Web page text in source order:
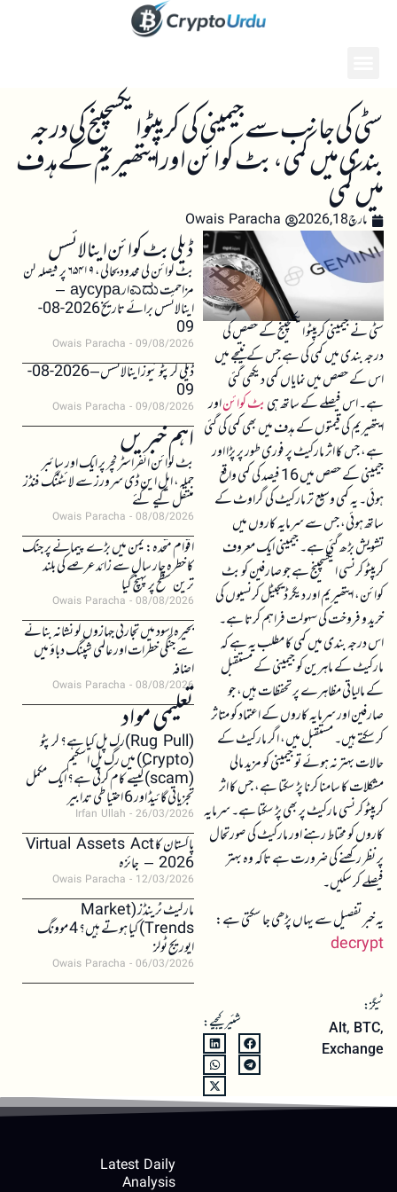
سٹی کی جانب سے جیمینی کی کریپٹو ایکسچینج کی درجہ
بندی میں کمی، بٹ کوائن اور ایتھیریم کے ہدف
میں کمی
مارچ 18, 2026 Owais Paracha
سٹی نے جیمینی کریپٹو ایکسچینج کے حصص کی
درجہ بندی میں کمی کی ہے جس کے نتیجے میں
اس کے حصص میں نمایاں کمی دیکھی گئی
ہے۔ اس فیصلے کے ساتھ ہیبٹ کوائناور
ایتھیریم کی قیمتوں کے ہدف میں بھی کمی کی گئی
ہے، جس کا اثر مارکیٹ پر فوری طور پر پڑا اور
جیمینی کے حصص میں 16 فیصد کی کمی واقع
ہوئی۔ یہ کمی وسیع تر مارکیٹ کی گراوٹ کے
ساتھ ہوئی، جس سے سرمایہ کاروں میں
تشویش بڑھ گئی ہے۔ جیمینی ایک معروف
کریپٹو کرنسی ایکسچینج ہے جو صارفین کو بٹ
کوائن، ایتھیریم اور دیگر ڈیجیٹل کرنسیوں کی
خرید و فروخت کی سہولت فراہم کرتا ہے۔
اس درجہ بندی میں کمی کا مطلب یہ ہے کہ
مارکیٹ کے ماہرین کو جیمینی کے مستقبل
کے مالیاتی مظاہرے پر تحفظات ہیں، جو
صارفین اور سرمایہ کاروں کے اعتماد کو متاثر
کر سکتے ہیں۔ مستقبل میں، اگر مارکیٹ کے
حالات بہتر نہ ہوئے تو جیمینی کو مزید مالی
مشکلات کا سامنا کرنا پڑ سکتا ہے، جس کا اثر
کریپٹو کرنسی مارکیٹ پر بھی پڑ سکتا ہے۔ سرمایہ
کاروں کو محتاط رہنے اور مارکیٹ کی صورتحال
پر نظر رکھنے کی ضرورت ہے تاکہ وہ بہتر
فیصلے کر سکیں۔
یہ خبر تفصیل سے یہاں پڑھی جا سکتی ہے:
decrypt
ٹیگز:
Alt, BTC,
Exchange
شئیر کیجیے:
ڈیلی بٹ کوائن اینالائسس
بٹ کوائن کی محدود بحالی، ۶۵۴۱۹ پر فیصلہ کن
مزاحمت ಎದುار аусура –
اینالائسس برائے تاریخ 2026-08-
09
Owais Paracha 09/08/2026
ڈیلی کرپٹو نیوز اینالائسس – 2026-08-
09
Owais Paracha 09/08/2026
اہم خبریں
بٹ کوائن انفراسٹرکچر پر ایک اور سائبر
حملہ، ایل این ڈی سرورز سے لائٹننگ فنڈز
منتقل کیے گئے
Owais Paracha 08/08/2026
اقوام متحدہ: یمن میں بڑے پیمانے پر جنگ
کا خطرہ چار سال سے زائد عرصے کی بلند
ترین سطح پر پہنچ گیا
Owais Paracha 08/08/2026
بحیرہ اسود میں تجارتی جہازوں کو نشانہ بنانے
سے جنگی خطرات اور عالمی شپنگ دباؤ میں
اضافہ
Owais Paracha 08/08/2026
تعلیمی مواد(Rug Pull)رگ پل کیا ہے؟ کرپٹو
(Crypto) میں رگ پل اسکیم
(scam)کیسے کام کرتی ہے؟ ایک مکمل
تجزیاتی گائیڈ اور 6 احتیاطی تدابیر
Irfan Ullah 26/03/2026
پاکستان کا Virtual Assets Act
2026 – جائزہ
Owais Paracha 12/03/2026
مارکیٹ ٹرینڈز (Market
Trends) کیا ہوتے ہیں؟ 4 موونگ
ایوریج ٹولز
Owais Paracha 06/03/2026
Latest Daily
Analysis